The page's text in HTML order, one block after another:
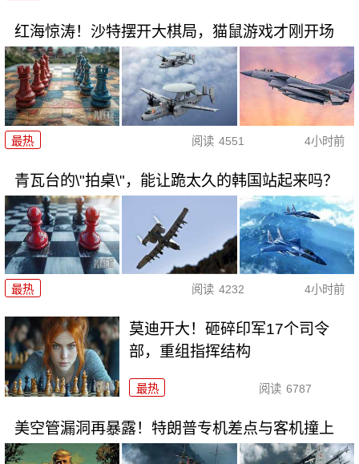
红海惊涛！沙特摆开大棋局，猫鼠游戏才刚开场
最热 阅读 4551 4小时前
青瓦台的\"拍桌\"，能让跪太久的韩国站起来吗？
最热 阅读 4232 4小时前
莫迪开大！砸碎印军17个司令
部，重组指挥结构
最热 阅读 6787
美空管漏洞再暴露！特朗普专机差点与客机撞上